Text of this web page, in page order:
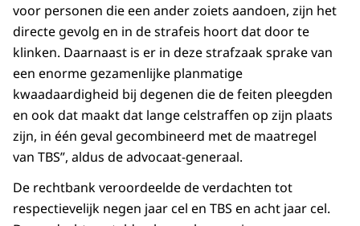
voor personen die een ander zoiets aandoen, zijn het
directe gevolg en in de strafeis hoort dat door te
klinken. Daarnaast is er in deze strafzaak sprake van
een enorme gezamenlijke planmatige
kwaadaardigheid bij degenen die de feiten pleegden
en ook dat maakt dat lange celstraffen op zijn plaats
zijn, in één geval gecombineerd met de maatregel
van TBS”, aldus de advocaat-generaal.
De rechtbank veroordeelde de verdachten tot
respectievelijk negen jaar cel en TBS en acht jaar cel.